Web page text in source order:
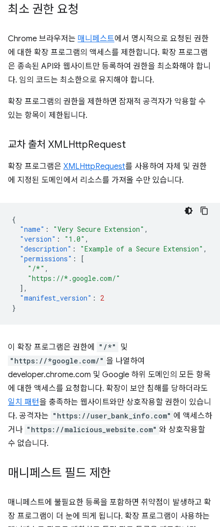
최소 권한 요청
Chrome 브라우저는 매니페스트에서 명시적으로 요청된 권한
에 대한 확장 프로그램의 액세스를 제한합니다. 확장 프로그램
은 종속된 API와 웹사이트만 등록하여 권한을 최소화해야 합니
다. 임의 코드는 최소한으로 유지해야 합니다.
확장 프로그램의 권한을 제한하면 잠재적 공격자가 악용할 수
있는 항목이 제한됩니다.
교차 출처 XMLHttpRequest
확장 프로그램은 XMLHttpRequest를 사용하여 자체 및 권한
에 지정된 도메인에서 리소스를 가져올 수만 있습니다.
{
"name" : "Very Secure Extension" ,
"version" : "1.0" ,
"description" : "Example of a Secure Extension" ,
"permissions" :
[
"/*" ,
"https://*.google.com/"
],
"manifest_version" :
2
}
이 확장 프로그램은 권한에 "/*" 및
"https://*google.com/" 을 나열하여
developer.chrome.com 및 Google 하위 도메인의 모든 항목
에 대한 액세스를 요청합니다. 확장이 보안 침해를 당하더라도
일치 패턴을 충족하는 웹사이트와만 상호작용할 권한이 있습니
다. 공격자는 "https://user_bank_info.com" 에 액세스하
거나 "https://malicious_website.com" 와 상호작용할
수 없습니다.
매니페스트 필드 제한
매니페스트에 불필요한 등록을 포함하면 취약점이 발생하고 확
장 프로그램이 더 눈에 띄게 됩니다. 확장 프로그램이 사용하는